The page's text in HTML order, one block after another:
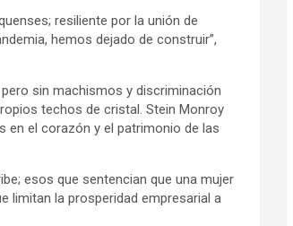
resiliente por la unión de
hemos dejado de construir”,
sin machismos y discriminación
techos de cristal. Stein Monroy
en el corazón y el patrimonio de las
esos que sentencian que una mujer
limitan la prosperidad empresarial a